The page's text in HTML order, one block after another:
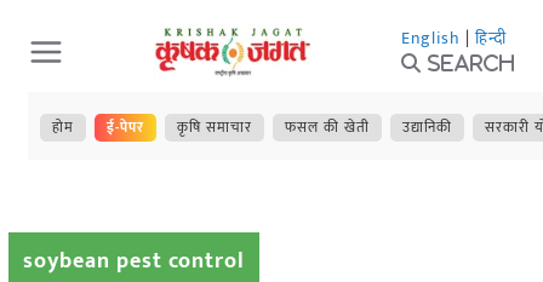
Skip
to
content
English | हिन्दी
Search
होम ई-पेपर कृषि समाचार फसल की खेती उद्यानिकी सरकारी
soybean pest control